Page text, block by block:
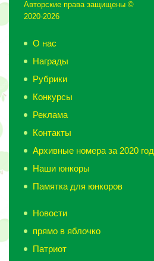
Авторские права защищены ©
2020-2026
О нас
Награды
Рубрики
Конкурсы
Реклама
Контакты
Архивные номера за 2020 год
Наши юнкоры
Памятка для юнкоров
Новости
прямо в яблочко
Патриот